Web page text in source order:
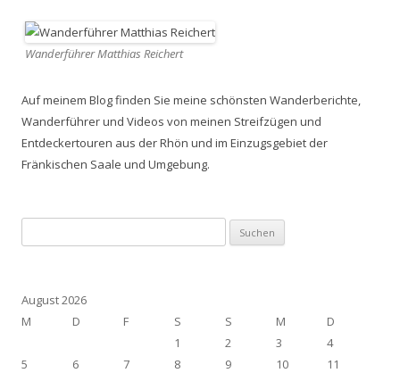
Wanderführer Matthias Reichert
Auf meinem Blog finden Sie meine schönsten Wanderberichte,
Wanderführer und Videos von meinen Streifzügen und
Entdeckertouren aus der Rhön und im Einzugsgebiet der
Fränkischen Saale und Umgebung.
nach:
August 2026
M
D F S S M
D
1
2 3
4
5
6 7 8 9 10
11